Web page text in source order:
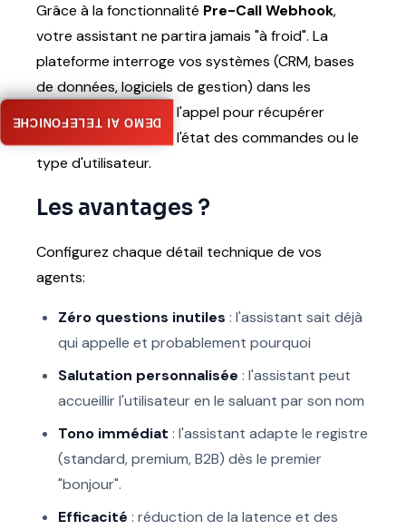
Grâce à la fonctionnalité Pre-Call Webhook,
votre assistant ne partira jamais "à froid". La
plateforme interroge vos systèmes (CRM, bases
de données, logiciels de gestion) dans les
premiers instants de l'appel pour récupérer
l'historique du client, l'état des commandes ou le
type d'utilisateur.
Les avantages ?
Configurez chaque détail technique de vos
agents:
Zéro questions inutiles : l'assistant sait déjà
qui appelle et probablement pourquoi
Salutation personnalisée : l'assistant peut
accueillir l'utilisateur en le saluant par son nom
Tono immédiat : l'assistant adapte le registre
(standard, premium, B2B) dès le premier
"bonjour".
Efficacité : réduction de la latence et des
DEMO AI TELEFONICHE